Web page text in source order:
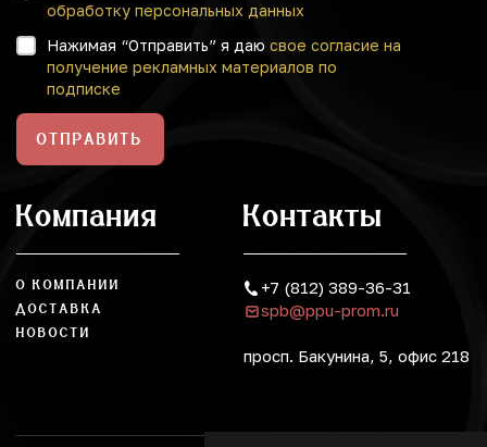
обработку персональных данных
Нажимая “Отправить” я даю свое согласие на
получение рекламных материалов по
подписке
ОТПРАВИТЬ
Компания
О КОМПАНИИ
ДОСТАВКА
НОВОСТИ
Контакты
+7 (812) 389-36-31
spb@ppu-prom.ru
просп. Бакунина, 5, офис 218